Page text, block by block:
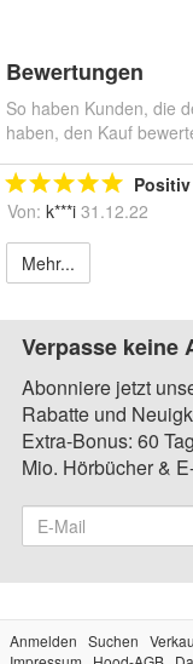
Bewertungen
So haben Kunden, die
haben, den Kauf
Positiv
Von: k***i 31.12.22
Mehr...
Verpasse keine
Abonniere jetzt
Rabatte und
Extra-Bonus: 60
Mio. Hörbücher &
Anmelden Suchen